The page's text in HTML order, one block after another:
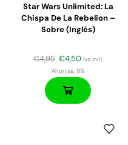
Star Wars Unlimited: La
Chispa De La Rebelion –
Sobre (inglés)
€4,95 €4,50 iva incl.
Ahorras:9%